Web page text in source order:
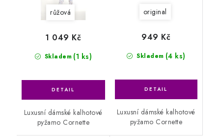
růžová
Skladem (1 ks)
1 049 Kč
Luxusní dámské kalhotové
pyžamo Cornette
original
Skladem (4 ks)
949 Kč
Luxusní dámské kalhotové
pyžamo Cornette